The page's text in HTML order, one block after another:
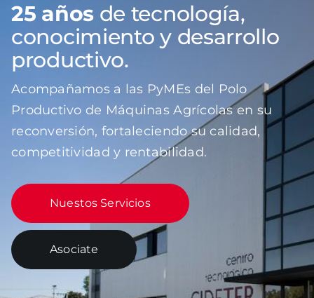
SOCIOS
FERIA AGTECH Y AGROPARTES
25 años de tecnología,
conocimiento y desarrollo
productivo.
Acompañamos a las PyMEs del Polo
Productivo de Máquinas Agrícolas en su
reconversión, fortaleciendo su calidad,
competitividad y rentabilidad.
Nuestos Servicios
Asociate